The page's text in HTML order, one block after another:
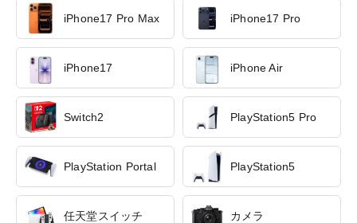
iPhone17 Pro Max iPhone17 Pro
iPhone17 iPhone Air
Switch2 PlayStation5 Pro
PlayStation Portal PlayStation5
任天堂スイッチ カメラ